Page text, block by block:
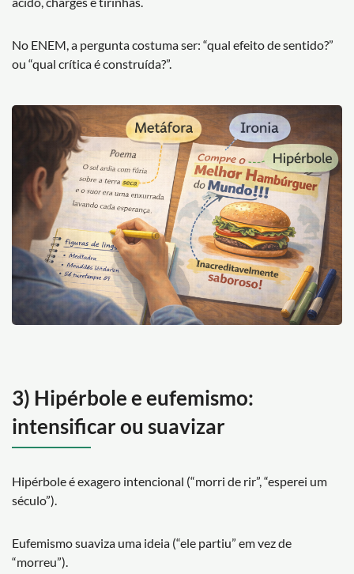
No ENEM, a pergunta costuma ser: “qual efeito de sentido?”
ou “qual crítica é construída?”.
3) Hipérbole e eufemismo:
intensificar ou suavizar
Hipérbole é exagero intencional (“morri de rir”, “esperei um
século”).
Eufemismo suaviza uma ideia (“ele partiu” em vez de
“morreu”).